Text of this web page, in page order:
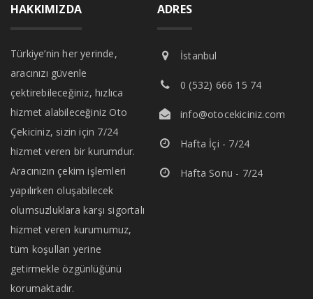
HAKKIMIZDA
Türkiye’nin her yerinde,
aracınızı güvenle
çektirebileceğiniz, hızlıca
hizmet alabileceğiniz Oto
Çekiciniz, sizin için 7/24
hizmet veren bir kurumdur.
Aracınızın çekim işlemleri
yapılırken oluşabilecek
olumsuzluklara karşı sigortalı
hizmet veren kurumumuz,
tüm koşulları yerine
getirmekle özgünlüğünü
korumaktadır.
ADRES
İstanbul
0 (532) 666 15 74
info@otocekiciniz.com
Hafta İçi - 7/24
Hafta Sonu - 7/24